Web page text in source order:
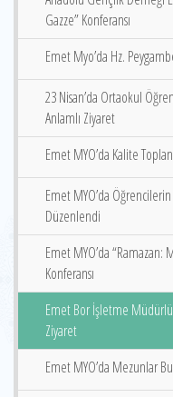
Gazze” Konferansı
Emet Myo’da Hz.
23 Nisan’da Ortaokul
Anlamlı Ziyaret
Emet MYO’da Kalite
Emet MYO’da
Düzenlendi
Emet MYO’da
Konferansı
Emet Bor İşletme
Ziyaret
Emet MYO’da Mezunlar